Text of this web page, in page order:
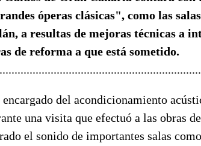
óperas clásicas", como las
a resultas de mejoras técnicas a
de reforma a que está sometido.
del acondicionamiento
una visita que efectuó a las obras
el sonido de importantes salas